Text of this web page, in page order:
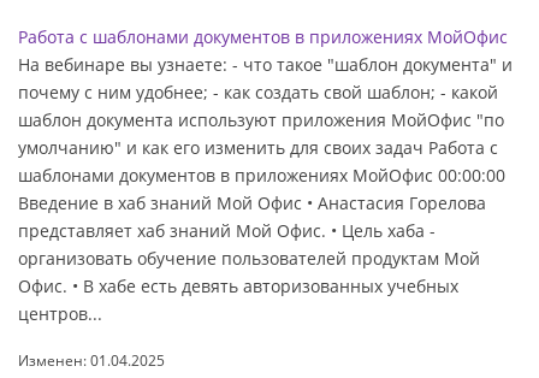
Работа с шаблонами документов в приложениях МойОфис
На вебинаре вы узнаете: - что такое "шаблон документа" и
почему с ним удобнее; - как создать свой шаблон; - какой
шаблон документа используют приложения МойОфис "по
умолчанию" и как его изменить для своих задач Работа с
шаблонами документов в приложениях МойОфис 00:00:00
Введение в хаб знаний Мой Офис • Анастасия Горелова
представляет хаб знаний Мой Офис. • Цель хаба -
организовать обучение пользователей продуктам Мой
Офис. • В хабе есть девять авторизованных учебных
центров...
Изменен: 01.04.2025